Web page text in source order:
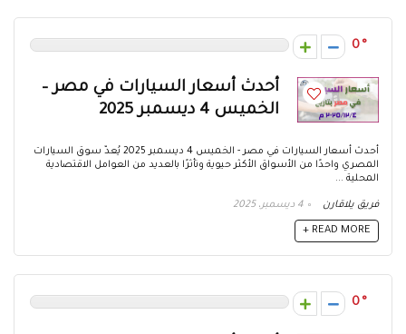
0
أحدث أسعار السيارات في مصر –
الخميس 4 ديسمبر 2025
أحدث أسعار السيارات في مصر - الخميس 4 ديسمبر 2025 يُعدّ سوق السيارات
المصري واحدًا من الأسواق الأكثر حيوية وتأثرًا بالعديد من العوامل الاقتصادية
المحلية ...
فريق يلاقارن 4 ديسمبر، 2025
READ MORE +
0